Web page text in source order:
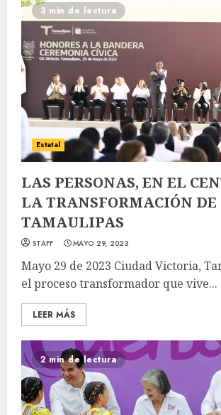
3 min de lectura
Estatal
LAS PERSONAS, EN EL
LA TRANSFORMACIÓN DE
TAMAULIPAS
STAFF MAYO 29, 2023
Mayo 29 de 2023 Ciudad Victoria,
el proceso transformador que vive...
LEER MÁS
2 min de lectura